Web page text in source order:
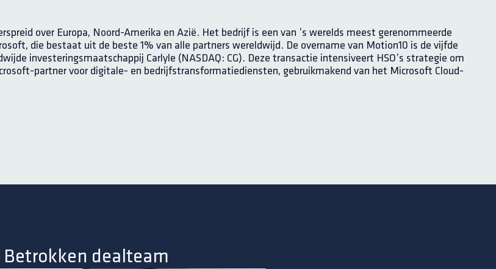
over Europa, Noord-Amerika en Azië. Het bedrijf is een van ’s werelds meest gerenommeerde
die bestaat uit de beste 1% van alle partners wereldwijd. De overname van Motion10 is de vijfde
investeringsmaatschappij Carlyle (NASDAQ: CG). Deze transactie intensiveert HSO’s strategie om
partner voor digitale- en bedrijfstransformatiediensten, gebruikmakend van het Microsoft Cloud-
Betrokken dealteam